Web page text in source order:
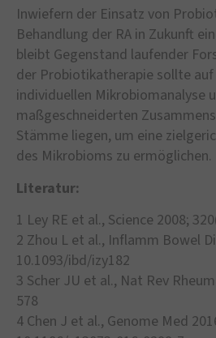
Inwiefern der Einsatz von
Behandlung der RA in Zukunft
bleibt Gegenstand laufender
der Probiotikatherapie sollte auf
individuellen Mikrobiomanalyse
maßgeschneiderten
Stämme liegen, um eine
des Mikrobioms zu ermöglichen.
Literatur:
1 Ley RE et al., Science 2008;
2 Zhou L et al., Inflamm Bowel
10.1093/ibd/izy182
3 Scher JU et al., Nat Rev
578
4 Chen J et al., Genome Med